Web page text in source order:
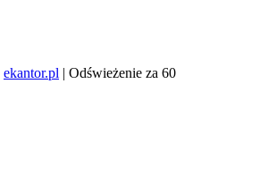
ekantor.pl | Odświeżenie za 60